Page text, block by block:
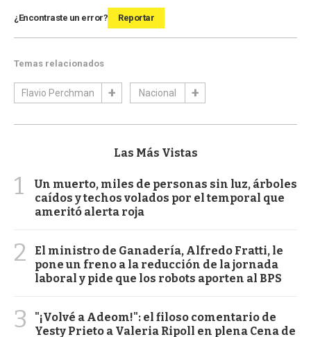
¿Encontraste un error? Reportar
Temas relacionados
Flavio Perchman Nacional
Las Más Vistas
1
Un muerto, miles de personas sin luz, árboles
caídos y techos volados por el temporal que
ameritó alerta roja
2
El ministro de Ganadería, Alfredo Fratti, le
pone un freno a la reducción de la jornada
laboral y pide que los robots aporten al BPS
3
"¡Volvé a Adeom!": el filoso comentario de
Yesty Prieto a Valeria Ripoll en plena Cena de